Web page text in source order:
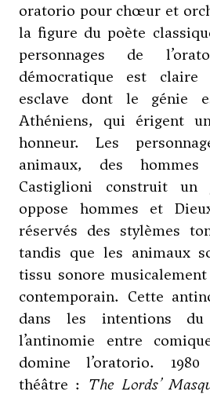
oratorio pour chœur et
la figure du poète
personnages de
démocratique est
esclave dont le génie
Athéniens, qui érigent
honneur. Les
animaux, des
Castiglioni construit
oppose hommes et
réservés des stylèmes
tandis que les animaux
tissu sonore
contemporain. Cette
dans les intentions du
l’antinomie entre
domine l’oratorio.
théâtre : The Lords’